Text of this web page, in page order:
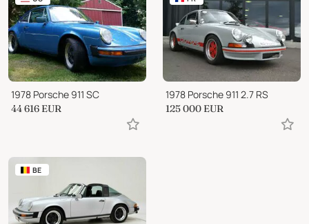
1978 Porsche 911 SC
44 616 EUR
1978 Porsche 911 2.7 RS
125 000 EUR
BE